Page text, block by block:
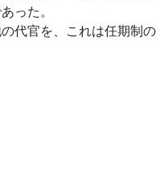
った。
代官を、これは任期制の